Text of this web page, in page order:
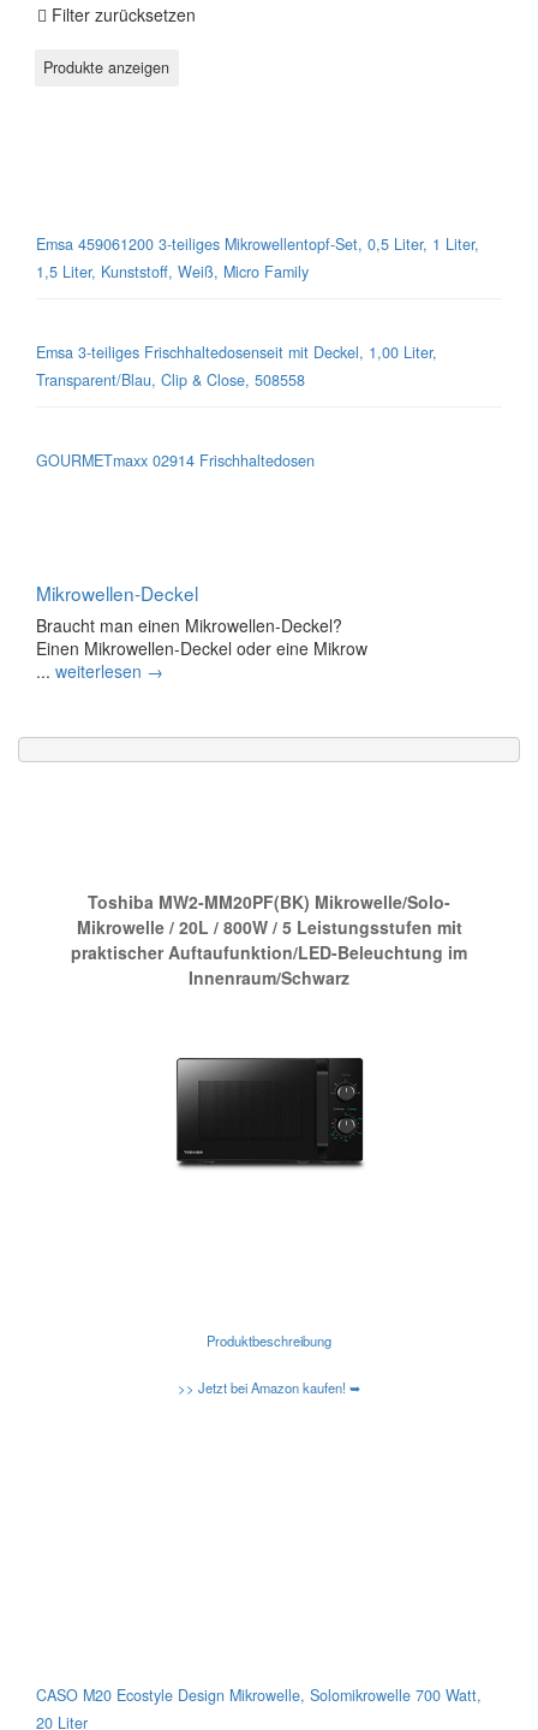
Filter zurücksetzen
Emsa 459061200 3-teiliges Mikrowellentopf-Set, 0,5 Liter, 1 Liter,
1,5 Liter, Kunststoff, Weiß, Micro Family
Emsa 3-teiliges Frischhaltedosenseit mit Deckel, 1,00 Liter,
Transparent/Blau, Clip & Close, 508558
GOURMETmaxx 02914 Frischhaltedosen
Mikrowellen-Deckel
Braucht man einen Mikrowellen-Deckel?
Einen Mikrowellen-Deckel oder eine Mikrow
... weiterlesen →
Toshiba MW2-MM20PF(BK) Mikrowelle/Solo-
Mikrowelle / 20L / 800W / 5 Leistungsstufen mit
praktischer Auftaufunktion/LED-Beleuchtung im
Innenraum/Schwarz
Produktbeschreibung
>> Jetzt bei Amazon kaufen! ➥
CASO M20 Ecostyle Design Mikrowelle, Solomikrowelle 700 Watt,
20 Liter